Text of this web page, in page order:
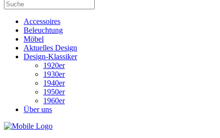
Accessoires
Beleuchtung
Möbel
Aktuelles Design
Design-Klassiker
1920er
1930er
1940er
1950er
1960er
Über uns